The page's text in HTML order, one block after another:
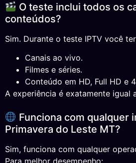
O teste inclui todos os
conteúdos?
Sim. Durante o teste IPTV você
Canais ao vivo.
Filmes e séries.
Conteúdo em HD, Full HD e
A experiência é exatamente igual
Funciona com qualquer
Primavera do Leste MT?
Sim, funciona com qualquer
Para melhor desempenho: